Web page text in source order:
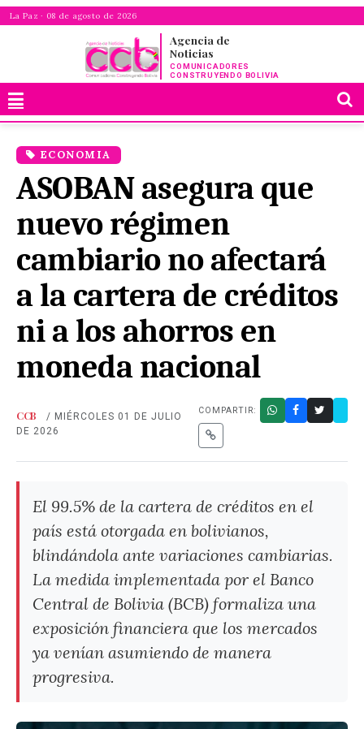
La Paz · 08 de agosto de 2026
Agencia de
Noticias
COMUNICADORES
CONSTRUYENDO BOLIVIA
ECONOMIA
ASOBAN asegura que
nuevo régimen
cambiario no afectará
a la cartera de créditos
ni a los ahorros en
moneda nacional
CCB
/ MIÉRCOLES 01 DE JULIO
DE 2026
COMPARTIR:
El 99.5% de la cartera de créditos en el
país está otorgada en bolivianos,
blindándola ante variaciones cambiarias.
La medida implementada por el Banco
Central de Bolivia (BCB) formaliza una
exposición financiera que los mercados
ya venían asumiendo de manera
progresiva.